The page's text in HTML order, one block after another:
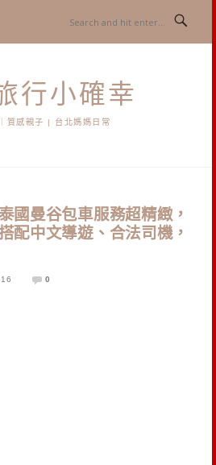
行小確幸
質感親子 | 台北媽媽日常
國曼谷包車服務超精緻，
配中文導遊、合法司機，
0